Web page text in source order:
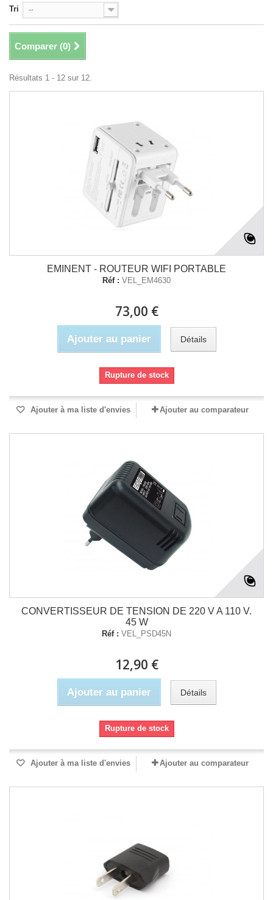
Tri --
Comparer (0)
Résultats 1 - 12 sur 12.
EMINENT - ROUTEUR WIFI PORTABLE
Réf : VEL_EM4630
73,00 €
Ajouter au panier Détails
Rupture de stock
Ajouter à ma liste d'envies Ajouter au comparateur
CONVERTISSEUR DE TENSION DE 220 V A 110 V.
45 W
Réf : VEL_PSD45N
12,90 €
Ajouter au panier Détails
Rupture de stock
Ajouter à ma liste d'envies Ajouter au comparateur